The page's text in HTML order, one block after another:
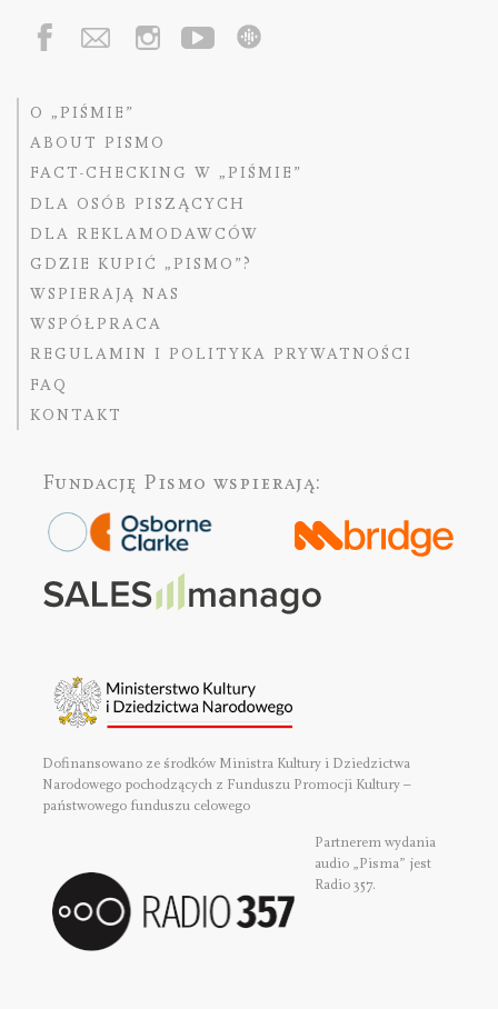
O „PIŚMIE”
ABOUT PISMO
FACT-CHECKING W „PIŚMIE”
DLA OSÓB PISZĄCYCH
DLA REKLAMODAWCÓW
GDZIE KUPIĆ „PISMO”?
WSPIERAJĄ NAS
WSPÓŁPRACA
REGULAMIN I POLITYKA PRYWATNOŚCI
FAQ
KONTAKT
Fundację Pismo wspierają:
Dofinansowano ze środków Ministra Kultury i Dziedzictwa
Narodowego pochodzących z Funduszu Promocji Kultury –
państwowego funduszu celowego
Partnerem wydania
audio „Pisma” jest
Radio 357.